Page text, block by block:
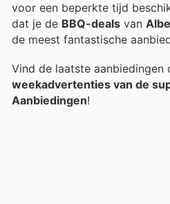
voor een beperkte tijd
dat je de BBQ-deals van
de meest fantastische
Vind de laatste aanbiedingen
weekadvertenties van de
Aanbiedingen!